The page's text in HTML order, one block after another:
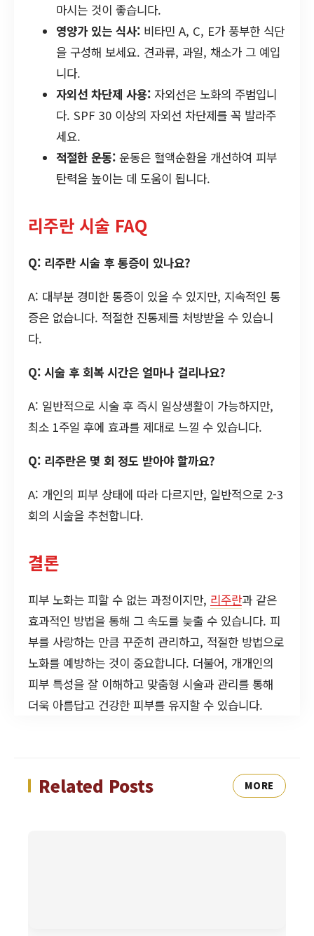
마시는 것이 좋습니다.
영양가 있는 식사: 비타민 A, C, E가 풍부한 식단
을 구성해 보세요. 견과류, 과일, 채소가 그 예입
니다.
자외선 차단제 사용: 자외선은 노화의 주범입니
다. SPF 30 이상의 자외선 차단제를 꼭 발라주
세요.
적절한 운동: 운동은 혈액순환을 개선하여 피부
탄력을 높이는 데 도움이 됩니다.
리주란 시술 FAQ
Q: 리주란 시술 후 통증이 있나요?
A: 대부분 경미한 통증이 있을 수 있지만, 지속적인 통
증은 없습니다. 적절한 진통제를 처방받을 수 있습니
다.
Q: 시술 후 회복 시간은 얼마나 걸리나요?
A: 일반적으로 시술 후 즉시 일상생활이 가능하지만,
최소 1주일 후에 효과를 제대로 느낄 수 있습니다.
Q: 리주란은 몇 회 정도 받아야 할까요?
A: 개인의 피부 상태에 따라 다르지만, 일반적으로 2-3
회의 시술을 추천합니다.
결론
피부 노화는 피할 수 없는 과정이지만, 리주란과 같은
효과적인 방법을 통해 그 속도를 늦출 수 있습니다. 피
부를 사랑하는 만큼 꾸준히 관리하고, 적절한 방법으로
노화를 예방하는 것이 중요합니다. 더불어, 개개인의
피부 특성을 잘 이해하고 맞춤형 시술과 관리를 통해
더욱 아름답고 건강한 피부를 유지할 수 있습니다.
Related Posts MORE